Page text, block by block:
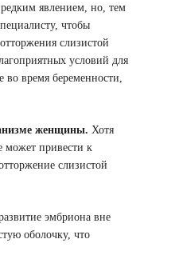
редким явлением, но, тем
чтобы
слизистой
условий для
во время беременности,
женщины. Хотя
может привести к
слизистой
эмбриона вне
оболочку, что